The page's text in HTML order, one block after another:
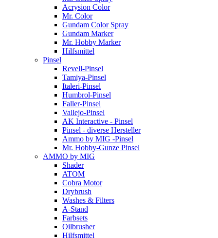
Acrysion Color
Mr. Color
Gundam Color Spray
Gundam Marker
Mr. Hobby Marker
Hilfsmittel
Pinsel
Revell-Pinsel
Tamiya-Pinsel
Italeri-Pinsel
Humbrol-Pinsel
Faller-Pinsel
Vallejo-Pinsel
AK Interactive - Pinsel
Pinsel - diverse Hersteller
Ammo by MIG -Pinsel
Mr. Hobby-Gunze Pinsel
AMMO by MIG
Shader
ATOM
Cobra Motor
Drybrush
Washes & Filters
A-Stand
Farbsets
Oilbrusher
Hilfsmittel